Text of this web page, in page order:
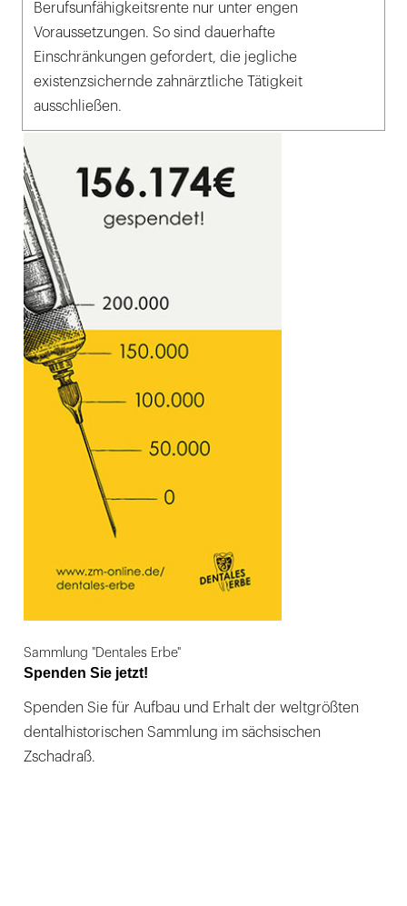
Berufsunfähigkeitsrente nur unter engen
Voraussetzungen. So sind dauerhafte
Einschränkungen gefordert, die jegliche
existenzsichernde zahnärztliche Tätigkeit
ausschließen.
Sammlung "Dentales Erbe"
Spenden Sie jetzt!
Spenden Sie für Aufbau und Erhalt der weltgrößten
dentalhistorischen Sammlung im sächsischen
Zschadraß.